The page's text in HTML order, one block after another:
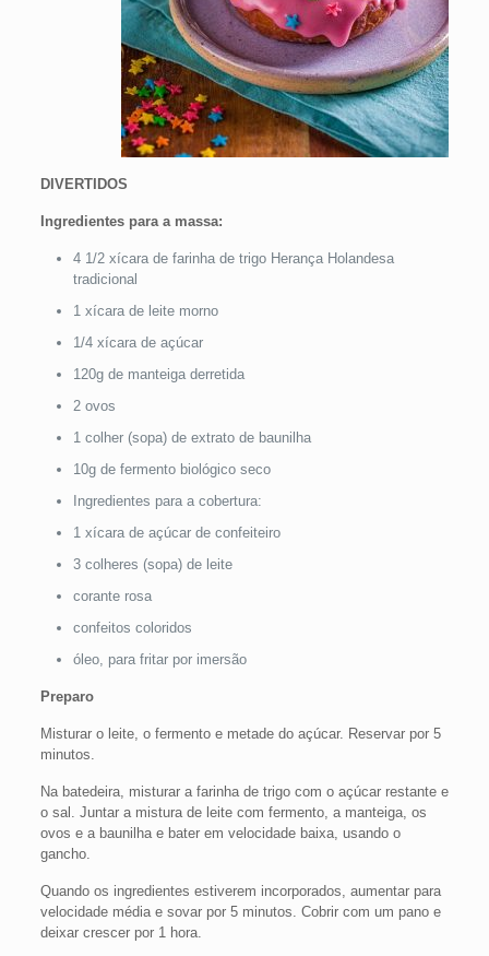
DIVERTIDOS
Ingredientes para a massa:
4 1/2 xícara de farinha de trigo Herança Holandesa
tradicional
1 xícara de leite morno
1/4 xícara de açúcar
120g de manteiga derretida
2 ovos
1 colher (sopa) de extrato de baunilha
10g de fermento biológico seco
Ingredientes para a cobertura:
1 xícara de açúcar de confeiteiro
3 colheres (sopa) de leite
corante rosa
confeitos coloridos
óleo, para fritar por imersão
Preparo
Misturar o leite, o fermento e metade do açúcar. Reservar por 5
minutos.
Na batedeira, misturar a farinha de trigo com o açúcar restante e
o sal. Juntar a mistura de leite com fermento, a manteiga, os
ovos e a baunilha e bater em velocidade baixa, usando o
gancho.
Quando os ingredientes estiverem incorporados, aumentar para
velocidade média e sovar por 5 minutos. Cobrir com um pano e
deixar crescer por 1 hora.